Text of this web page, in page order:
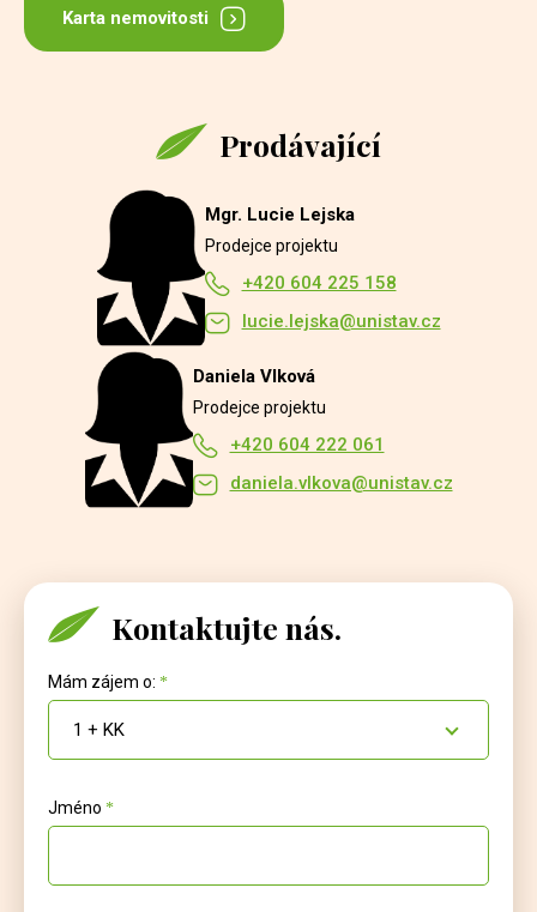
Karta nemovitosti
Prodávající
Mgr. Lucie Lejska
Prodejce projektu
+420 604 225 158
lucie.lejska@unistav.cz
Daniela Vlková
Prodejce projektu
+420 604 222 061
daniela.vlkova@unistav.cz
Kontaktujte nás.
Mám zájem o:
1 + KK
Jméno